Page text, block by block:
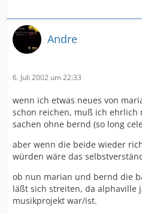
Andre
6. Juli 2002 um 22:33
wenn ich etwas neues von
schon reichen, muß ich ehrlich
sachen ohne bernd (so long
aber wenn die beide wieder
würden wäre das
ob nun marian und bernd die
läßt sich streiten, da alphaville
musikprojekt war/ist.